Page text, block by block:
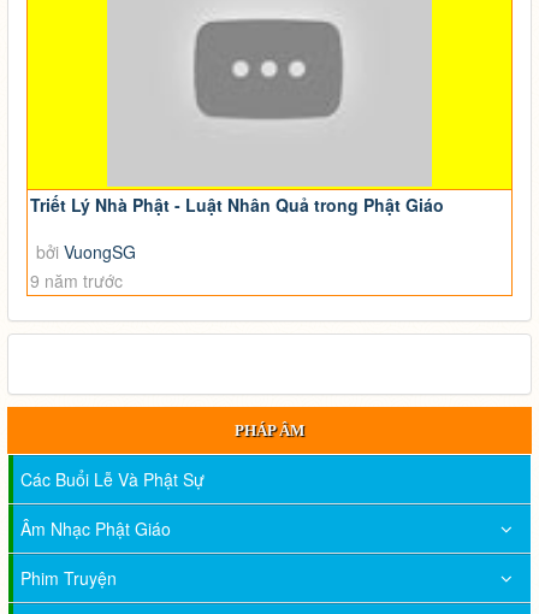
Triết Lý Nhà Phật - Luật Nhân Quả trong Phật Giáo
bởi VuongSG
9 năm trước
PHÁP ÂM
Các Buổi Lễ Và Phật Sự
Âm Nhạc Phật Giáo
Phim Truyện